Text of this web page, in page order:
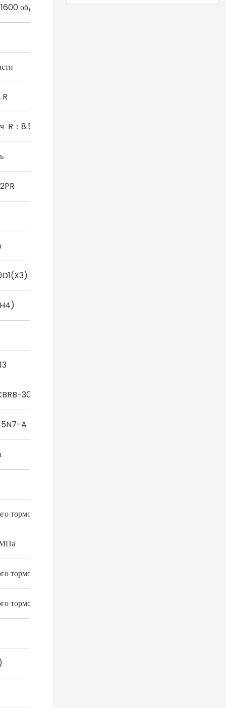
об/мин
：8.5/28
3020
A
тормоза
тормоза
тормоза